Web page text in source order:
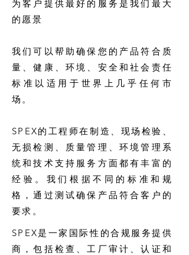
为客户提供最好的服务是我们最大
的愿景
我们可以帮助确保您的产品符合质
量、健康、环境、安全和社会责任
标准以适用于世界上几乎任何市
场。
SPEX的工程师在制造、现场检验、
无损检测、质量管理、环境管理系
统和技术支持服务方面都有丰富的
经验。我们根据不同的标准和规
格，通过测试确保产品符合客户的
要求。
SPEX是一家国际性的合规服务提供
商，包括检查、工厂审计、认证和